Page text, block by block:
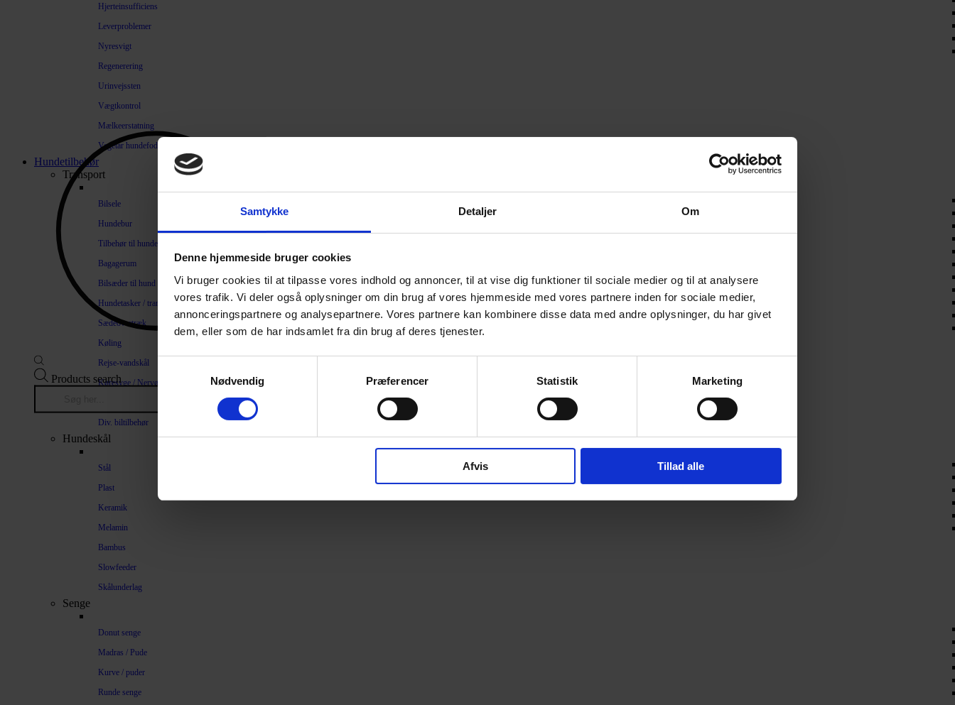
Samtykke Detaljer Om
Denne hjemmeside bruger cookies
Vi bruger cookies til at tilpasse vores indhold og annoncer, til at vise dig funktioner til sociale medier og til at analysere
vores trafik. Vi deler også oplysninger om din brug af vores hjemmeside med vores partnere inden for sociale medier,
annonceringspartnere og analysepartnere. Vores partnere kan kombinere disse data med andre oplysninger, du har givet
dem, eller som de har indsamlet fra din brug af deres tjenester.
Nødvendig
Præferencer Statistik Marketing
Afvis Tillad alle
Hjerteinsufficiens
Leverproblemer
Nyresvigt
Regenerering
Urinvejssten
Vægtkontrol
Mælkeerstatning
Vegetar hundefoder
Hundetilbehør
Transport
Bilsele
Hundebur
Tilbehør til hundebure
Bagagerum
Bilsæder til hund
Hundetasker / transportkasser
Sædeovertræk
Køling
Rejse-vandskål
Køresyge / Nervøsitet
Div. biltilbehør
Hundeskål
Stål
Plast
Keramik
Melamin
Bambus
Slowfeeder
Skålunderlag
Senge
Donut senge
Madras / Pude
Kurve / puder
Runde senge
Products search